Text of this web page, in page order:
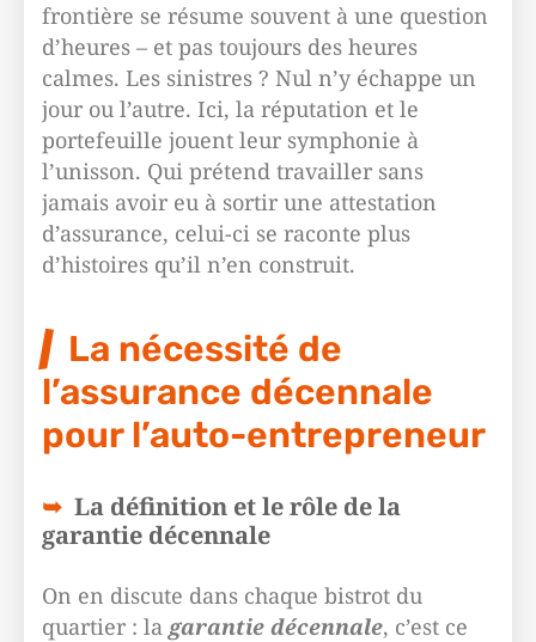
frontière se résume souvent à une question
d’heures – et pas toujours des heures
calmes. Les sinistres ? Nul n’y échappe un
jour ou l’autre. Ici, la réputation et le
portefeuille jouent leur symphonie à
l’unisson. Qui prétend travailler sans
jamais avoir eu à sortir une attestation
d’assurance, celui-ci se raconte plus
d’histoires qu’il n’en construit.
La nécessité de
l’assurance décennale
pour l’auto-entrepreneur
La définition et le rôle de la
garantie décennale
On en discute dans chaque bistrot du
quartier : la garantie décennale, c’est ce